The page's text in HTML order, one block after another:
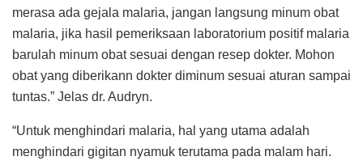
merasa ada gejala malaria, jangan langsung minum obat
malaria, jika hasil pemeriksaan laboratorium positif malaria
barulah minum obat sesuai dengan resep dokter. Mohon
obat yang diberikann dokter diminum sesuai aturan sampai
tuntas.” Jelas dr. Audryn.
“Untuk menghindari malaria, hal yang utama adalah
menghindari gigitan nyamuk terutama pada malam hari.